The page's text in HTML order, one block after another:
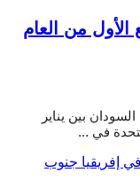
الربع الأول من العام
بين يناير
في ...